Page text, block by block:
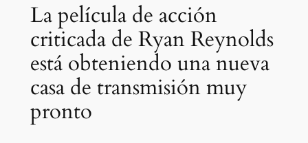
La película de acción
criticada de Ryan Reynolds
está obteniendo una nueva
casa de transmisión muy
pronto